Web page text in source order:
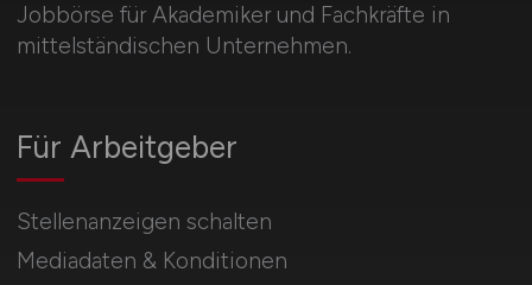
Jobbörse für Akademiker und Fachkräfte in
mittelständischen Unternehmen.
Für Arbeitgeber
Stellenanzeigen schalten
Mediadaten & Konditionen